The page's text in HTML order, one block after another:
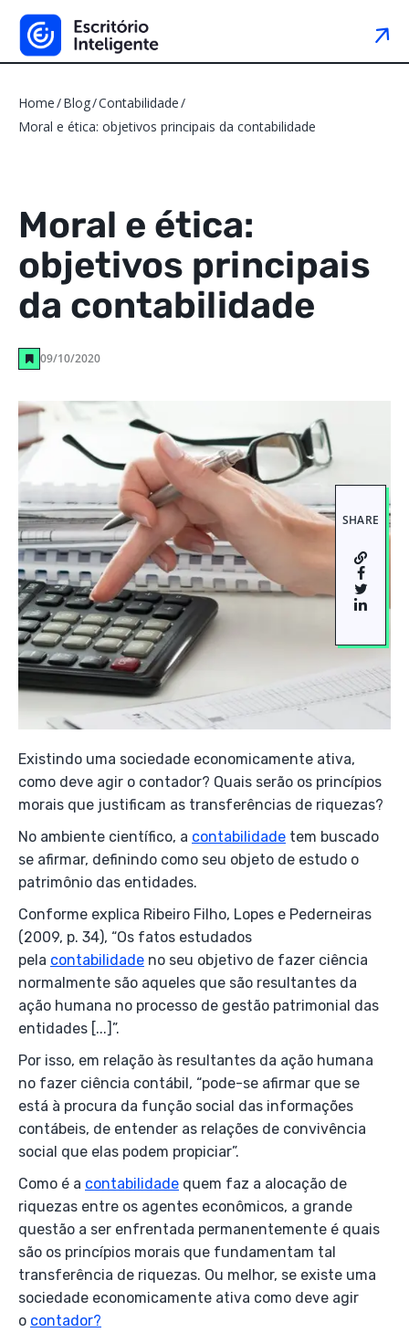
Home Blog Contabilidade
Moral e ética: objetivos principais da contabilidade
Moral e ética:
objetivos principais
da contabilidade
09/10/2020
SHARE
Existindo uma sociedade economicamente ativa,
como deve agir o contador? Quais serão os princípios
morais que justificam as transferências de riquezas?
No ambiente científico, a contabilidade tem buscado
se afirmar, definindo como seu objeto de estudo o
patrimônio das entidades.
Conforme explica Ribeiro Filho, Lopes e Pederneiras
(2009, p. 34), “Os fatos estudados
pela contabilidade no seu objetivo de fazer ciência
normalmente são aqueles que são resultantes da
ação humana no processo de gestão patrimonial das
entidades [...]”.
Por isso, em relação às resultantes da ação humana
no fazer ciência contábil, “pode-se afirmar que se
está à procura da função social das informações
contábeis, de entender as relações de convivência
social que elas podem propiciar”.
Como é a contabilidade quem faz a alocação de
riquezas entre os agentes econômicos, a grande
questão a ser enfrentada permanentemente é quais
são os princípios morais que fundamentam tal
transferência de riquezas. Ou melhor, se existe uma
sociedade economicamente ativa como deve agir
o contador?